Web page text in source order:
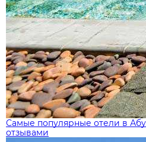
Самые популярные отели в
отзывами